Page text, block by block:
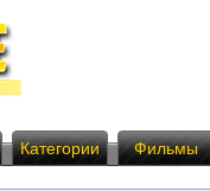
Категории Фильмы